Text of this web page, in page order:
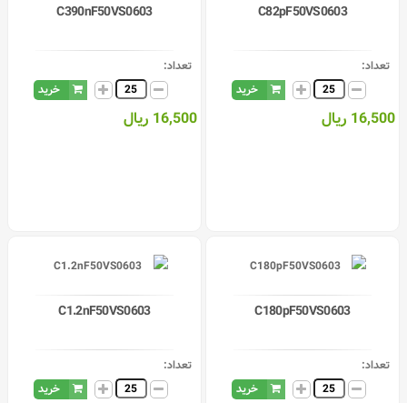
C82pF50VS0603
تعداد:
خرید
16,500 ریال
C390nF50VS0603
تعداد:
خرید
16,500 ریال
C180pF50VS0603
تعداد:
خرید
C1.2nF50VS0603
تعداد:
خرید